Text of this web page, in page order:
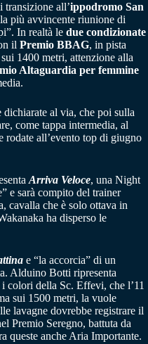
transizione all’ippodromo San
più avvincente riunione di
In realtà le due condizionate
il Premio BBAG, in pista
1400 metri, attenzione alla
Altaguardia per femmine
dichiarate al via, che poi sulla
come tappa intermedia, al
rodate all’evento top di giugno
Arriva Veloce, una Night
e sarà compito del trainer
cavalla che è solo ottava in
ha disperso le
e “la accorcia” di un
Alduino Botti ripresenta
colori della Sc. Effevi, che l’11
sui 1500 metri, la vuole
lavagne dovrebbe registrare il
Premio Seregno, battuta da
queste anche Aria Importante.